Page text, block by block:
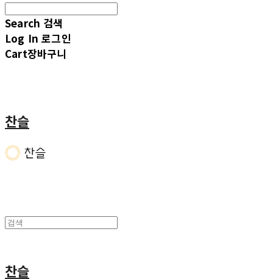
Search 검색
Log In 로그인
Cart장바구니
찬슬
찬슬